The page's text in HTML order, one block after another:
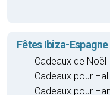
Fêtes Ibiza-Espagne
Cadeaux de Noël
Cadeaux pour
Cadeaux pour